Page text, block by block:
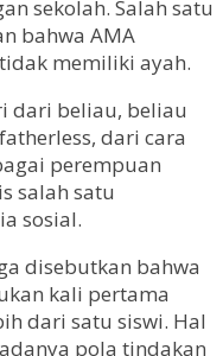
sekolah. Salah satu
bahwa AMA
memiliki ayah.
dari beliau, beliau
dari cara
perempuan
salah satu
sosial.
disebutkan bahwa
kali pertama
dari satu siswi. Hal
pola tindakan